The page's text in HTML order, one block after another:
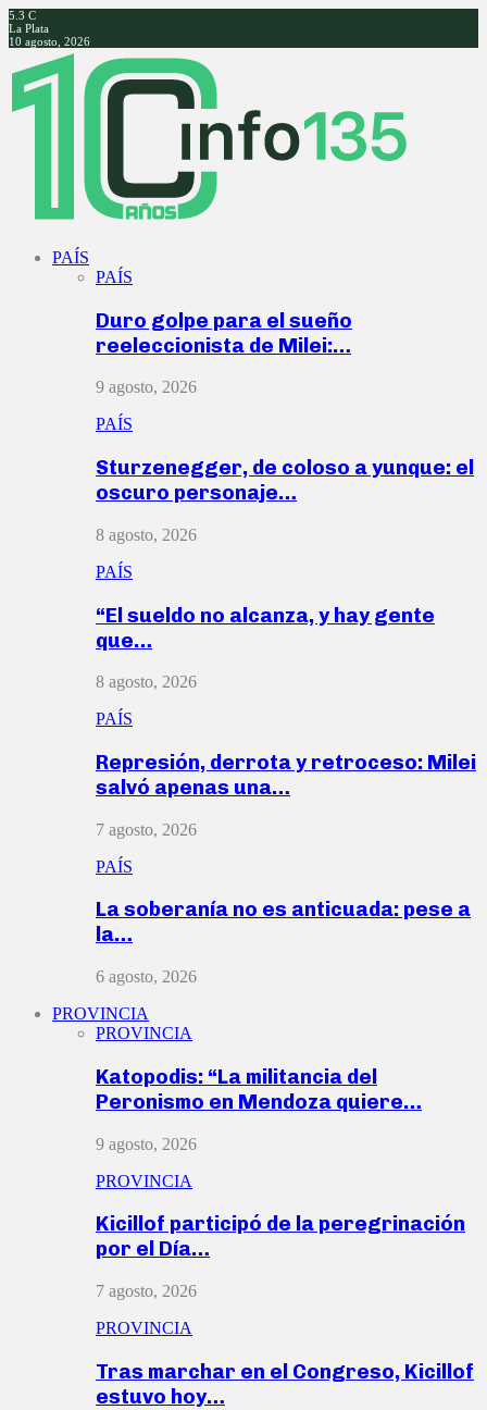
5.3 C
La Plata
10 agosto, 2026
Facebook
Twitter
Instagram
Youtube
PAÍS
PAÍS
Duro golpe para el sueño
reeleccionista de Milei:…
9 agosto, 2026
PAÍS
Sturzenegger, de coloso a yunque: el
oscuro personaje…
8 agosto, 2026
PAÍS
“El sueldo no alcanza, y hay gente
que…
8 agosto, 2026
PAÍS
Represión, derrota y retroceso: Milei
salvó apenas una…
7 agosto, 2026
PAÍS
La soberanía no es anticuada: pese a
la…
6 agosto, 2026
PROVINCIA
PROVINCIA
Katopodis: “La militancia del
Peronismo en Mendoza quiere…
9 agosto, 2026
PROVINCIA
Kicillof participó de la peregrinación
por el Día…
7 agosto, 2026
PROVINCIA
Tras marchar en el Congreso, Kicillof
estuvo hoy…